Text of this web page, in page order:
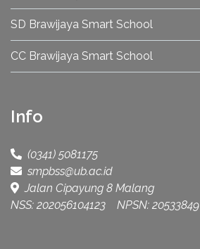
SD Brawijaya Smart School
CC Brawijaya Smart School
Info
(0341) 5081175
smpbss@ub.ac.id
Jalan Cipayung 8 Malang
NSS: 202056104123 NPSN: 20533849